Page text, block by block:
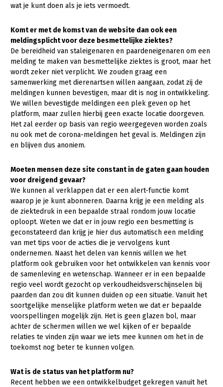
Contact
wat je kunt doen als je iets vermoedt.
Komt er met de komst van de website dan ook een
meldingsplicht voor deze besmettelijke ziektes?
De bereidheid van staleigenaren en paardeneigenaren om een
melding te maken van besmettelijke ziektes is groot, maar het
wordt zeker niet verplicht. We zouden graag een
samenwerking met dierenartsen willen aangaan, zodat zij de
meldingen kunnen bevestigen, maar dit is nog in ontwikkeling.
We willen bevestigde meldingen een plek geven op het
platform, maar zullen hierbij geen exacte locatie doorgeven.
Het zal eerder op basis van regio weergegeven worden zoals
nu ook met de corona-meldingen het geval is. Meldingen zijn
en blijven dus anoniem.
Moeten mensen deze site constant in de gaten gaan houden
voor dreigend gevaar?
We kunnen al verklappen dat er een alert-functie komt
waarop je je kunt abonneren. Daarna krijg je een melding als
de ziektedruk in een bepaalde straal rondom jouw locatie
oploopt. Weten we dat er in jouw regio een besmetting is
geconstateerd dan krijg je hier dus automatisch een melding
van met tips voor de acties die je vervolgens kunt
ondernemen. Naast het delen van kennis willen we het
platform ook gebruiken voor het ontwikkelen van kennis voor
de samenleving en wetenschap. Wanneer er in een bepaalde
regio veel wordt gezocht op verkoudheidsverschijnselen bij
paarden dan zou dit kunnen duiden op een situatie. Vanuit het
soortgelijke menselijke platform weten we dat er bepaalde
voorspellingen mogelijk zijn. Het is geen glazen bol, maar
achter de schermen willen we wel kijken of er bepaalde
relaties te vinden zijn waar we iets mee kunnen om het in de
toekomst nog beter te kunnen volgen.
Wat is de status van het platform nu?
Recent hebben we een ontwikkelbudget gekregen vanuit het